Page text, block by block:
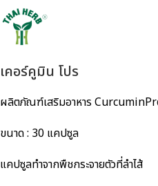
เคอร์คูมิน โปร
ผลิตภัณฑ์เสริมอาหาร
ขนาด : 30 แคปซูล
แคปซูลทำจากพืชกระจายตัวที่ลำไส้